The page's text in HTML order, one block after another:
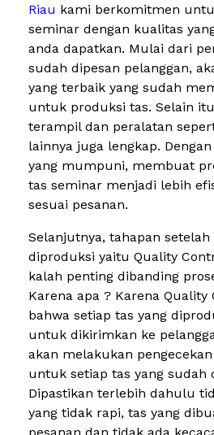
Riau kami berkomitmen
seminar dengan kualitas
anda dapatkan. Mulai dari
sudah dipesan pelanggan,
yang terbaik yang sudah
untuk produksi tas. Selain
terampil dan peralatan
lainnya juga lengkap.
yang mumpuni, membuat
tas seminar menjadi lebih
sesuai pesanan.
Selanjutnya, tahapan
diproduksi yaitu Quality
kalah penting dibanding
Karena apa ? Karena
bahwa setiap tas yang
untuk dikirimkan ke
akan melakukan
untuk setiap tas yang sudah
Dipastikan terlebih dahulu
yang tidak rapi, tas yang